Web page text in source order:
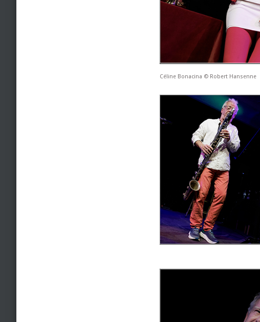
Céline Bonacina © Robert Hansenne